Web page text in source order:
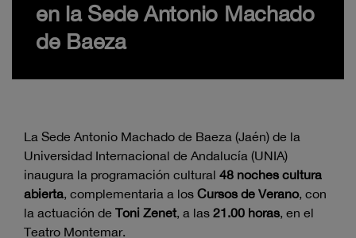
en la Sede Antonio Machado
de Baeza
La Sede Antonio Machado de Baeza (Jaén) de la
Universidad Internacional de Andalucía (UNIA)
inaugura la programación cultural 48 noches cultura
abierta, complementaria a los Cursos de Verano, con
la actuación de Toni Zenet, a las 21.00 horas, en el
Teatro Montemar.